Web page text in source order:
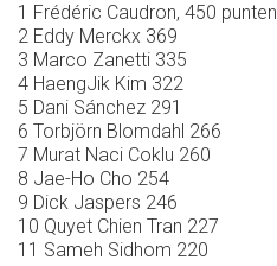
1 Frédéric Caudron, 450 punten
2 Eddy Merckx 369
3 Marco Zanetti 335
4 HaengJik Kim 322
5 Dani Sánchez 291
6 Torbjörn Blomdahl 266
7 Murat Naci Coklu 260
8 Jae-Ho Cho 254
9 Dick Jaspers 246
10 Quyet Chien Tran 227
11 Sameh Sidhom 220